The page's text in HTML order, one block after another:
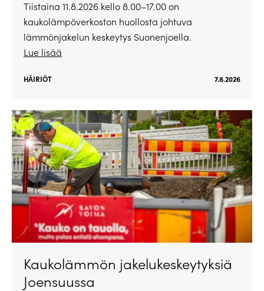
Tiistaina 11.8.2026 kello 8.00–17.00 on
kaukolämpöverkoston huollosta johtuva
lämmönjakelun keskeytys Suonenjoella.
Lue lisää
HÄIRIÖT 7.8.2026
Kaukolämmön jakelukeskeytyksiä
Joensuussa